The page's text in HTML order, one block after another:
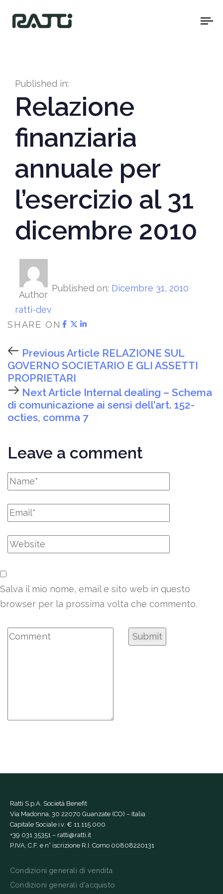
Published in:
Relazione
finanziaria
annuale per
l’esercizio al 31
dicembre 2010
Author
ratti-dev
Published on: Dicembre 31, 2010
SHARE ON
Previous Article RELAZIONE SUL
GOVERNO SOCIETARIO E GLI ASSETTI
PROPRIETARI
Next Article Internal dealing – Schema
di comunicazione ai sensi dell’art. 152-
octies, comma 7
Leave a comment
Salva il mio nome, email e sito web in questo
browser per la prossima volta che commento.
Ratti S.p.A. Società Benefit
Via Madonna, 30 22070 Guanzate (CO) – Italia
Capitale Sociale i.v. € 11.115.000
+39 031 35351 – ratti@ratti.it
P.IVA, C.F. e n° iscrizione R.I. Como 00808220131
Condizioni generali di vendita
Condizioni generali d'acquisto